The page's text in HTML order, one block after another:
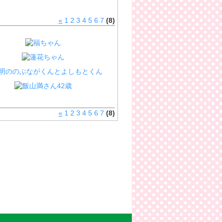
« 1 2 3 4 5 6 7 (8)
« 1 2 3 4 5 6 7 (8)